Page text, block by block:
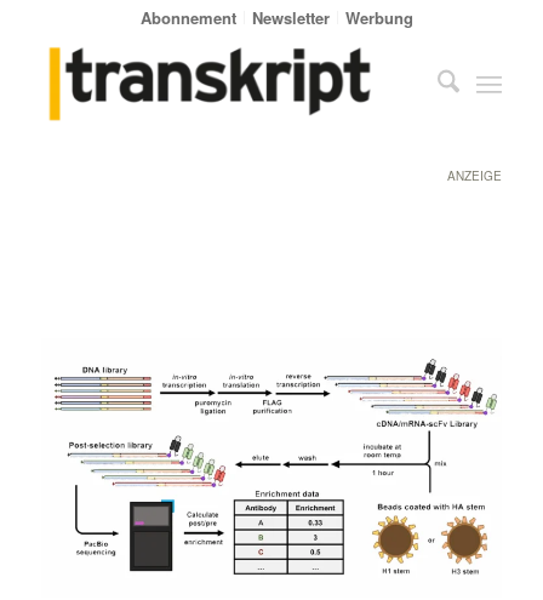
Abonnement Newsletter Werbung
ANZEIGE